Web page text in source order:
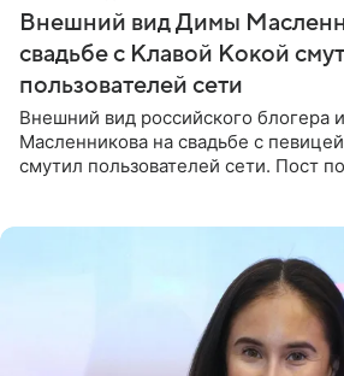
Внешний вид Димы
свадьбе с Клавой Кокой
пользователей сети
Внешний вид российского блогера
Масленникова на свадьбе с
смутил пользователей сети. Пост